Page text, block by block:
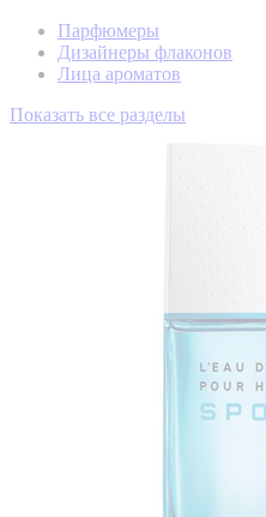
Парфюмеры
Дизайнеры флаконов
Лица ароматов
Показать все разделы